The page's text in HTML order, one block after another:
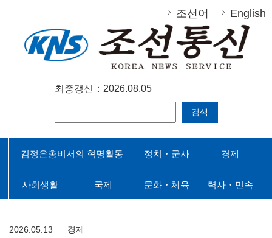
조선어 English
최종갱신：2026.08.05
검색
김정은총비서의 혁명활동 정치・군사 경제
사회생활 국제 문화・체육 력사・민속
2026.05.13 경제